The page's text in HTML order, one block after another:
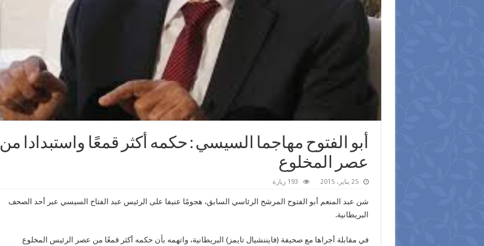
أبو الفتوح مهاجما السيسي : حكمه أكثر قمعًا واستبدادا من
عصر المخلوع
25 يناير، 2015 193 زيارة
شن عبد المنعم أبو الفتوح المرشح الرئاسي السابق، هجومًا عنيفا على الرئيس عبد الفتاح السيسي عبر أحد الصحف
البريطانية.
في مقابلة أجراها مع صحيفة (فايننشيال تايمز) البريطانية، واتهمه بأن حكمه أكثر قمعًا من عصر الرئيس المخلوع